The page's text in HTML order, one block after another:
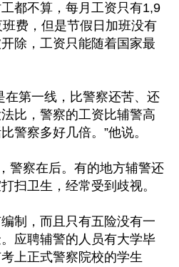
都不算，每月工资只有1,9
费，但是节假日加班没有
除，工资只能随着国家最
在第一线，比警察还苦、还
比，警察的工资比辅警高
警察多好几倍。”他说。
警察在后。有的地方辅警还
扫卫生，经常受到歧视。
制，而且只有五险没有一
应聘辅警的人员有大学毕
上正式警察院校的学生